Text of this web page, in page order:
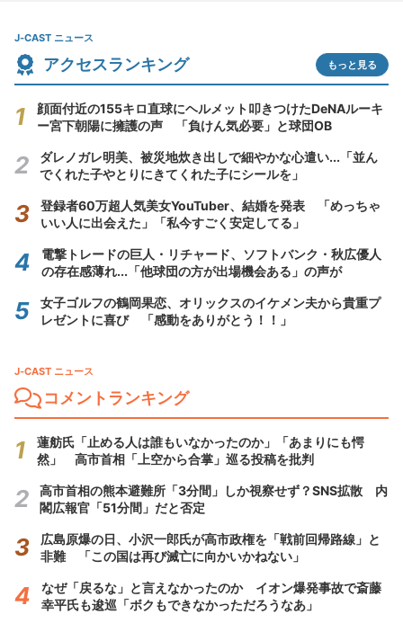
J-CAST ニュース
アクセスランキング もっと見る
顔面付近の155キロ直球にヘルメット叩きつけたDeNAルーキ
ー宮下朝陽に擁護の声 「負けん気必要」と球団OB
ダレノガレ明美、被災地炊き出しで細やかな心遣い...「並ん
でくれた子やとりにきてくれた子にシールを」
登録者60万超人気美女YouTuber、結婚を発表 「めっちゃ
いい人に出会えた」「私今すごく安定してる」
電撃トレードの巨人・リチャード、ソフトバンク・秋広優人
の存在感薄れ...「他球団の方が出場機会ある」の声が
女子ゴルフの鶴岡果恋、オリックスのイケメン夫から貴重プ
レゼントに喜び 「感動をありがとう！！」
J-CAST ニュース
コメントランキング
蓮舫氏「止める人は誰もいなかったのか」「あまりにも愕
然」 高市首相「上空から合掌」巡る投稿を批判
高市首相の熊本避難所「3分間」しか視察せず？SNS拡散 内
閣広報官「51分間」だと否定
広島原爆の日、小沢一郎氏が高市政権を「戦前回帰路線」と
非難 「この国は再び滅亡に向かいかねない」
なぜ「戻るな」と言えなかったのか イオン爆発事故で斎藤
幸平氏も逡巡「ボクもできなかっただろうなあ」